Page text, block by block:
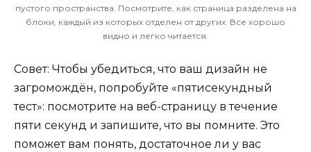
пустого пространства. Посмотрите, как страница разделена на
блоки, каждый из которых отделен от других. Все хорошо
видно и легко читается.
Совет: Чтобы убедиться, что ваш дизайн не
загромождён, попробуйте «пятисекундный
тест»: посмотрите на веб-страницу в течение
пяти секунд и запишите, что вы помните. Это
поможет вам понять, достаточное ли у вас